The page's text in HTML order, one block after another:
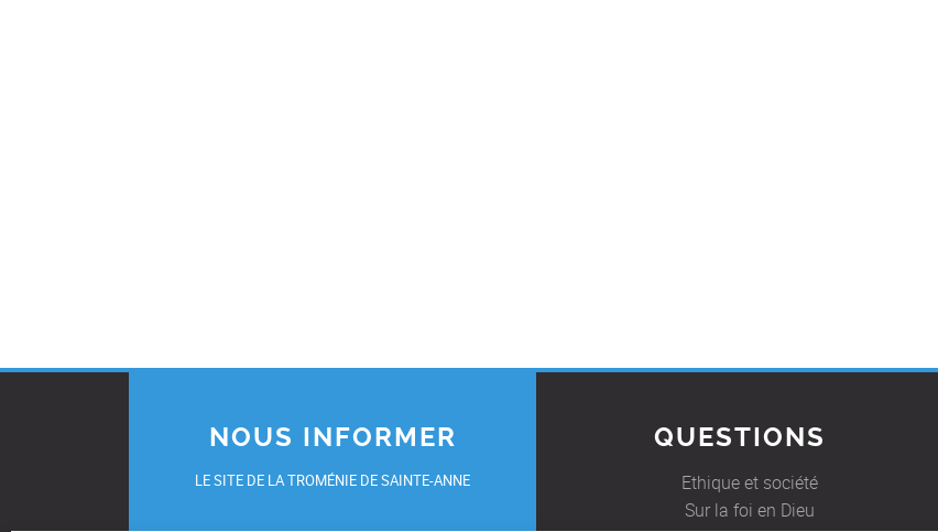
NOUS INFORMER
LE SITE DE LA TROMÉNIE DE SAINTE-ANNE
QUESTIONS
Ethique et société
Sur la foi en Dieu